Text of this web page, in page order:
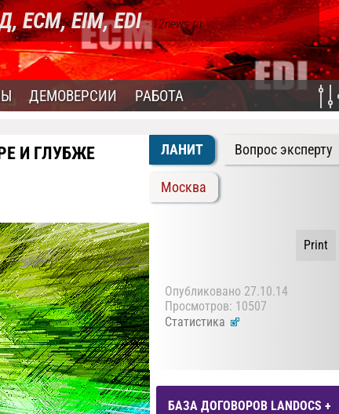
ECM, EIM, EDI- 12news.ru
ДЕМОВЕРСИИ РАБОТА
И ГЛУБЖЕ ЛАНИТ Вопрос эксперту
Москва
Print
Опубликовано 27.10.14
Просмотров: 10507
Статистика
БАЗА ДОГОВОРОВ LANDOCS +